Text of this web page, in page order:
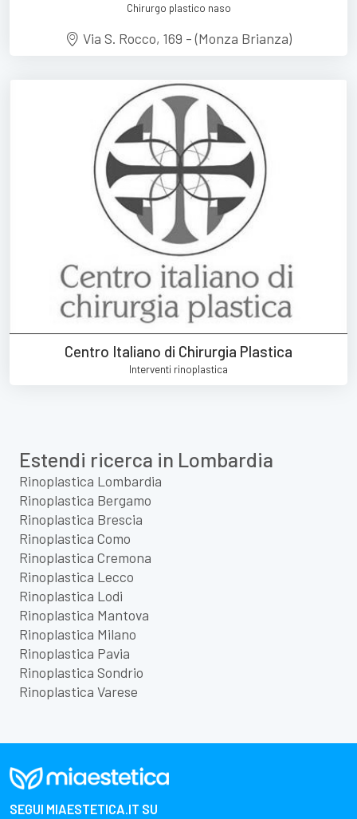
Chirurgo plastico naso
Via S. Rocco, 169 - (Monza Brianza)
Centro Italiano di Chirurgia Plastica
Interventi rinoplastica
Estendi ricerca in Lombardia
Rinoplastica Lombardia
Rinoplastica Bergamo
Rinoplastica Brescia
Rinoplastica Como
Rinoplastica Cremona
Rinoplastica Lecco
Rinoplastica Lodi
Rinoplastica Mantova
Rinoplastica Milano
Rinoplastica Pavia
Rinoplastica Sondrio
Rinoplastica Varese
SEGUI MIAESTETICA.IT SU